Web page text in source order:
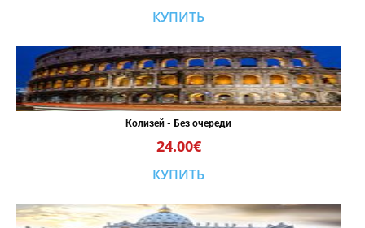
КУПИТЬ
Колизей - Без очереди
24.00€
КУПИТЬ